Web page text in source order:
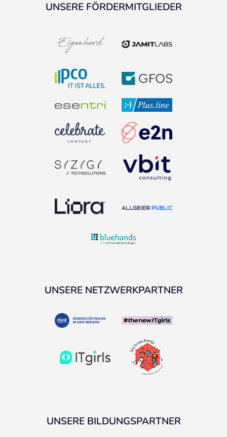
UNSERE FÖRDERMITGLIEDER
UNSERE NETZWERKPARTNER
UNSERE BILDUNGSPARTNER